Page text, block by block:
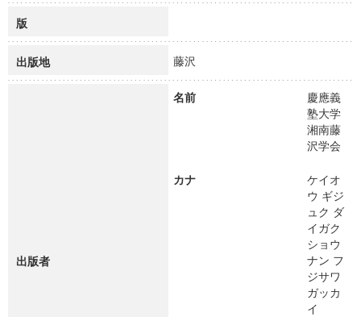
版
出版地 藤沢
出版者
名前
慶應義
塾大学
湘南藤
沢学会
カナ
ケイオ
ウ ギジ
ュク ダ
イガク
ショウ
ナン フ
ジサワ
ガッカ
イ